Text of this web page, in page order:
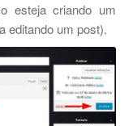
esteja criando um
editando um post).